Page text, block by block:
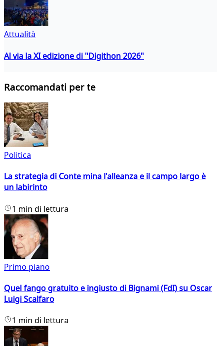
Attualità
Al via la XI edizione di "Digithon 2026"
Raccomandati per te
Politica
La strategia di Conte mina l'alleanza e il campo largo è
un labirinto
1 min di lettura
Primo piano
Quel fango gratuito e ingiusto di Bignami (FdI) su Oscar
Luigi Scalfaro
1 min di lettura